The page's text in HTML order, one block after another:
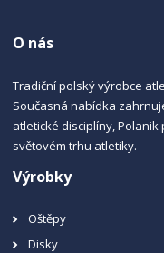
O nás
Tradiční polský výrobce
Současná nabídka
atletické disciplíny,
světovém trhu atletiky.
Výrobky
Oštěpy
Disky